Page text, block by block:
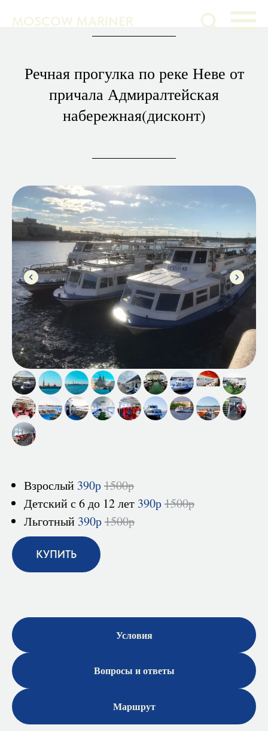
MOSCOW MARINER
Речная прогулка по реке Неве от
причала Адмиралтейская
набережная(дисконт)
Взрослый 390р1500р
Детский с 6 до 12 лет 390р1500р
Льготный 390р1500р
КУПИТЬ
Условия
Вопросы и ответы
Маршрут